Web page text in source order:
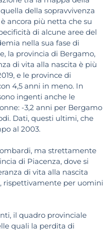
della sopravvivenza
ancora più netta che su
di alcune aree del
nella sua fase di
la provincia di Bergamo,
di vita alla nascita è più
e le province di
4,5 anni in meno. In
ingenti anche le
-3,2 anni per Bergamo
Dati, questi ultimi, che
al 2003.
ma strettamente
di Piacenza, dove si
di vita alla nascita
rispettivamente per uomini
il quadro provinciale
quali la perdita di